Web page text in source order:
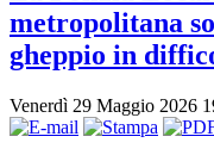
metropolitana
gheppio in
Venerdì 29 Maggio 2026